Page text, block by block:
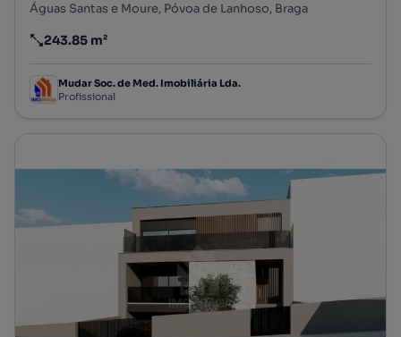
Águas Santas e Moure, Póvoa de Lanhoso, Braga
Preço por metro quadrado
243.85 m²
Mudar Soc. de Med. Imobiliária Lda.
Profissional